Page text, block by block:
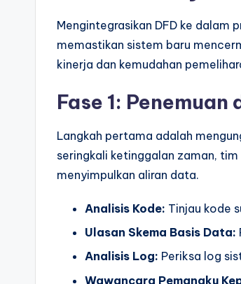
Mengintegrasikan DFD ke dalam
memastikan sistem baru
kinerja dan kemudahan
Fase 1:
Langkah pertama adalah
seringkali ketinggalan zaman,
menyimpulkan aliran data.
Analisis Kode: Tinjau kode
Ulasan Skema Basis Data:
Analisis Log: Periksa log
Wawancara Pemangku